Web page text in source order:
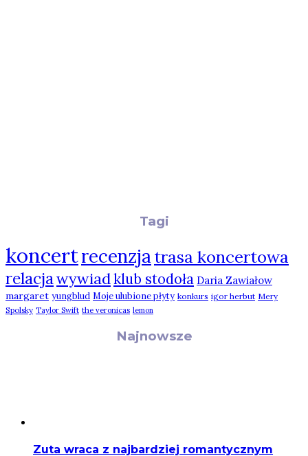
Tagi
koncertrecenzjatrasa koncertowa
relacja wywiadklub stodoła Daria Zawiałow
margaret yungblud Moje ulubione płyty konkurs igor herbut Mery
Spolsky Taylor Swift the veronicas lemon
Najnowsze
Zuta wraca z najbardziej romantycznym